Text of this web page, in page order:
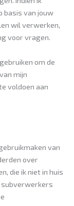
basis van jouw
wil verwerken,
voor vragen.
om de
mijn
voldoen aan
van
over
die ik niet in huis
subverwerkers